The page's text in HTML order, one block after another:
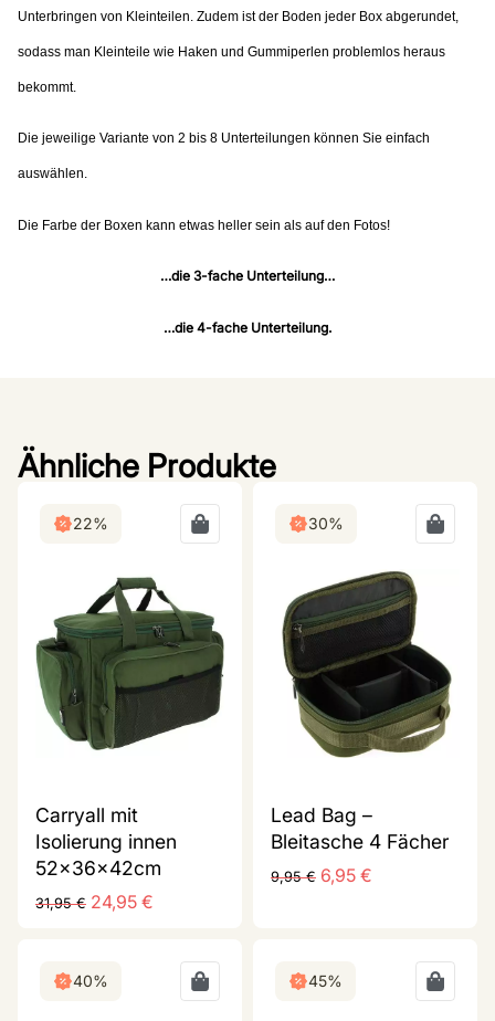
Unterbringen von Kleinteilen. Zudem ist der Boden jeder Box abgerundet,
sodass man Kleinteile wie Haken und Gummiperlen problemlos heraus
bekommt.
Die jeweilige Variante von 2 bis 8 Unterteilungen können Sie einfach
auswählen.
Die Farbe der Boxen kann etwas heller sein als auf den Fotos!
…die 3-fache Unterteilung…
…die 4-fache Unterteilung.
Ähnliche Produkte
22%
Carryall mit
Isolierung innen
52x36x42cm
31,95€ 24,95 €
30%
Lead Bag –
Bleitasche 4 Fächer
9,95€ 6,95 €
40% 45%